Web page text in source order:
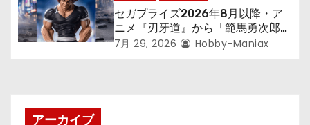
セガプライズ2026年8月以降・ア
ニメ『刃牙道』から「範馬勇次郎」
が登場ッッ!!
7月 29, 2026 Hobby-Maniax
アーカイブ